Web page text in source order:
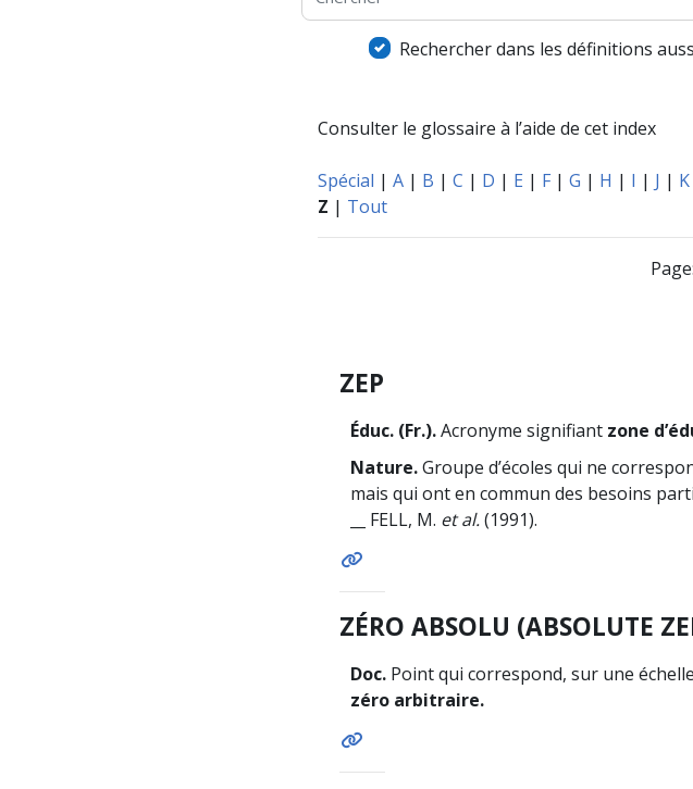
Rechercher dans les définitions
Consulter le glossaire à l’aide de cet index
Spécial | A | B | C | D | E | F | G | H | I | J | K
Z | Tout
Page:
ZEP
Éduc. (Fr.).Acronyme signifiant zone
Nature.Groupe d’écoles qui ne
mais qui ont en commun des besoins
__ FELL, M. et al.(1991).
ZÉRO ABSOLU (ABSOLUTE
Doc. Point qui correspond, sur une
zéro arbitraire.